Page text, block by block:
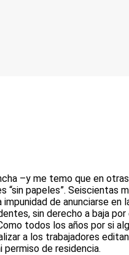
–y me temo que en
papeles”. Seiscientas
de anunciarse
sin derecho a baja
todos los años por si
a los trabajadores
de residencia.